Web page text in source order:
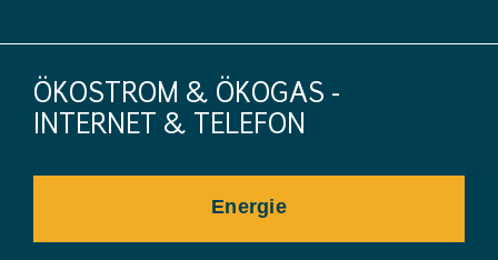
ÖKOSTROM & ÖKOGAS -
INTERNET & TELEFON
Energie